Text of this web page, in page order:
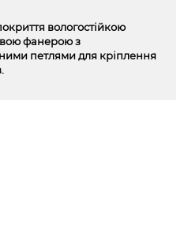
вологостійкою
фанерою з
петлями для кріплення